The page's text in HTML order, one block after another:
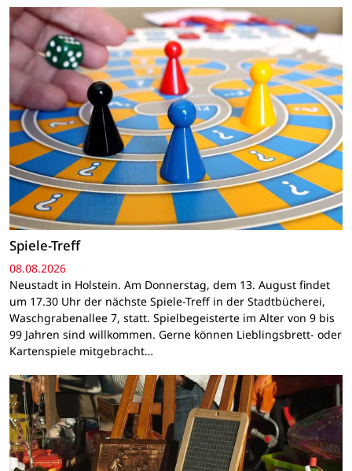
Spiele-Treff
08.08.2026
Neustadt in Holstein. Am Donnerstag, dem 13. August findet
um 17.30 Uhr der nächste Spiele-Treff in der Stadtbücherei,
Waschgrabenallee 7, statt. Spielbegeisterte im Alter von 9 bis
99 Jahren sind willkommen. Gerne können Lieblingsbrett- oder
Kartenspiele mitgebracht…